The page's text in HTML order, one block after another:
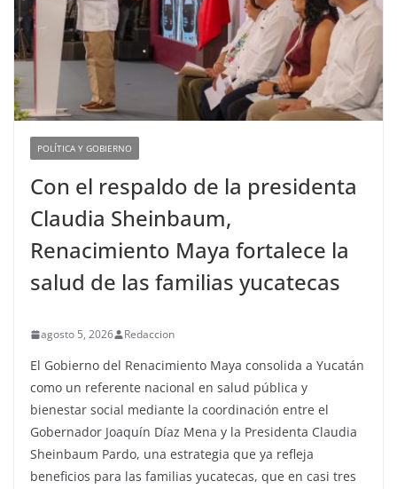
POLÍTICA Y GOBIERNO
Con el respaldo de la presidenta
Claudia Sheinbaum,
Renacimiento Maya fortalece la
salud de las familias yucatecas
agosto 5, 2026 Redaccion
El Gobierno del Renacimiento Maya consolida a Yucatán
como un referente nacional en salud pública y
bienestar social mediante la coordinación entre el
Gobernador Joaquín Díaz Mena y la Presidenta Claudia
Sheinbaum Pardo, una estrategia que ya refleja
beneficios para las familias yucatecas, que en casi tres